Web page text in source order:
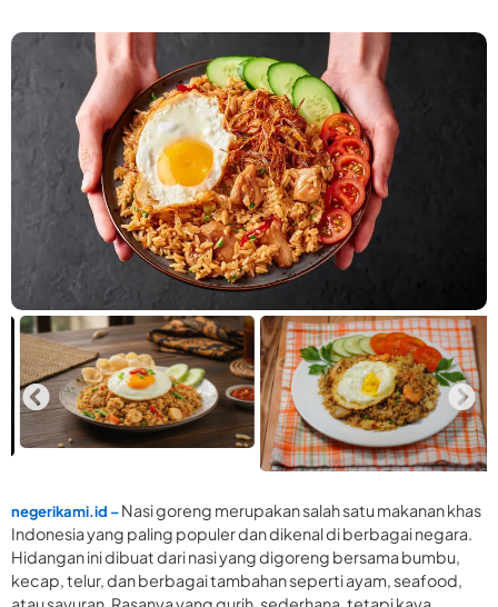
negerikami.id –Nasi goreng merupakan salah satu makanan khas
Indonesia yang paling populer dan dikenal di berbagai negara.
Hidangan ini dibuat dari nasi yang digoreng bersama bumbu,
kecap, telur, dan berbagai tambahan seperti ayam, seafood,